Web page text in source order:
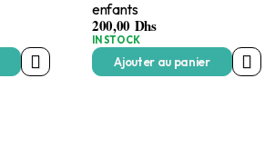
enfants
200,00 Dhs
IN STOCK
Ajouter au panier